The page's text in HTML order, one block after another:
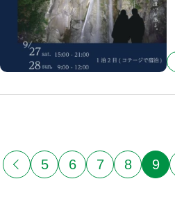
5 6 7 8 9